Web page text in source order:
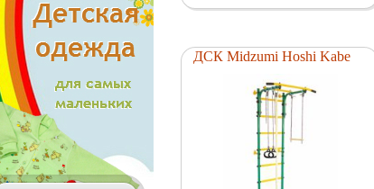
ДСК Midzumi Hoshi Kabe